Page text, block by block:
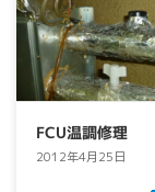
FCU温調修理
2012年4月25日